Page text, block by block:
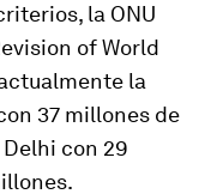
la ONU
of World
la
37 millones de
con 29